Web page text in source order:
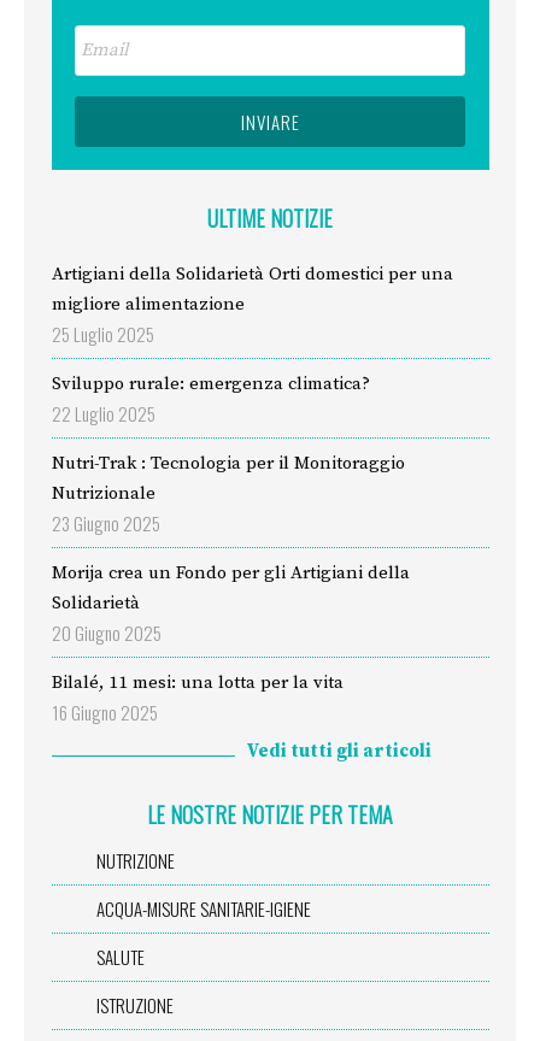
ULTIME NOTIZIE
Artigiani della Solidarietà Orti domestici per una
migliore alimentazione
25 Luglio 2025
Sviluppo rurale: emergenza climatica?
22 Luglio 2025
Nutri-Trak : Tecnologia per il Monitoraggio
Nutrizionale
23 Giugno 2025
Morija crea un Fondo per gli Artigiani della
Solidarietà
20 Giugno 2025
Bilalé, 11 mesi: una lotta per la vita
16 Giugno 2025
Vedi tutti gli articoli
LE NOSTRE NOTIZIE PER TEMA
NUTRIZIONE
ACQUA-MISURE SANITARIE-IGIENE
SALUTE
ISTRUZIONE